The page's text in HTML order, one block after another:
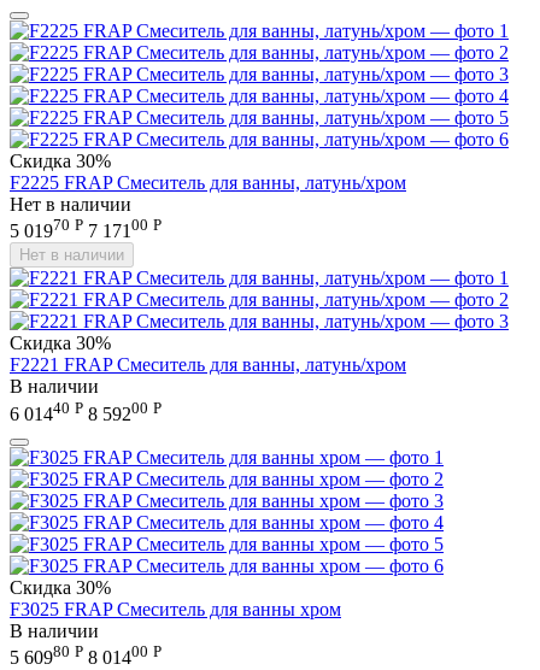
Скидка 30%
F2225 FRAP Смеситель для ванны, латунь/хром
Нет в наличии
5 01970 Р 7 17100 Р
Нет в наличии
Скидка 30%
F2221 FRAP Смеситель для ванны, латунь/хром
В наличии
6 01440 Р 8 59200 Р
Скидка 30%
F3025 FRAP Смеситель для ванны хром
В наличии
5 60980 Р 8 01400 Р